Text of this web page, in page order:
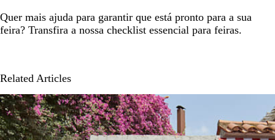
Quer mais ajuda para garantir que está pronto para a sua
feira? Transfira a nossa checklist essencial para feiras.
Related Articles